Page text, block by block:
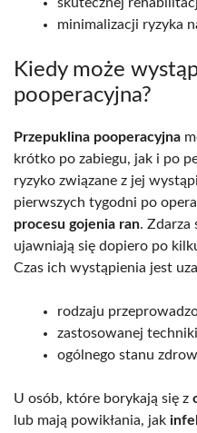
minimalizacji ryzyka
Kiedy może
pooperacyjna?
Przepuklina pooperacyjna
krótko po zabiegu, jak i po
ryzyko związane z jej
pierwszych tygodni po
procesu gojenia ran. Zdarza
ujawniają się dopiero po
Czas ich wystąpienia jest
rodzaju
zastosowanej
ogólnego stanu
U osób, które borykają się z
lub mają powikłania, jak